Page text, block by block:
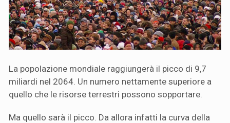
La popolazione mondiale raggiungerà il picco di 9,7
miliardi nel 2064. Un numero nettamente superiore a
quello che le risorse terrestri possono sopportare.
Ma quello sarà il picco. Da allora infatti la curva della